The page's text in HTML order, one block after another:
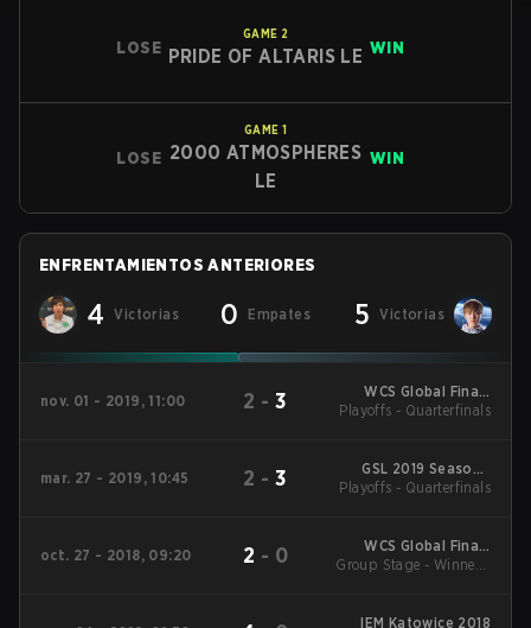
LOSE
GAME 2
PRIDE OF ALTARIS LE WIN
LOSE
GAME 1
2000 ATMOSPHERES
LE
WIN
ENFRENTAMIENTOS ANTERIORES
4 Victorias 0 Empates 5 Victorias
nov. 01 - 2019, 11:00 2 -3
WCS Global Finals
2019
Playoffs - Quarterfinals
mar. 27 - 2019, 10:45 2 -3
GSL 2019 Season 1
Code S
Playoffs - Quarterfinals
oct. 27 - 2018, 09:20 2 - 0
WCS Global Finals
2018
Group Stage - Winners'
IEM Katowice 2018